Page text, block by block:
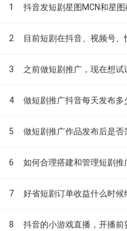
1 抖音发短剧星图MCN和星
2
3 之前做短剧推广，现在想
4 做短剧推广抖音每天发布多
5 做短剧推广作品发布后是否
6 如何合理搭建和管理短剧推
7 好省短剧订单收益什么时候
8 抖音的小游戏直播，开播前